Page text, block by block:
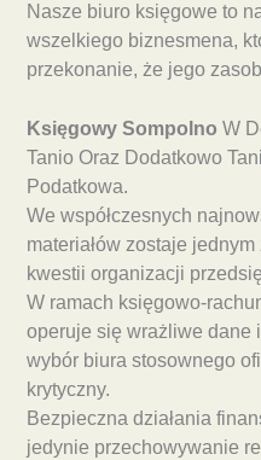
Nasze biuro księgowe to
wszelkiego biznesmena,
przekonanie, że jego
Księgowy Sompolno W
Tanio Oraz Dodatkowo
Podatkowa.
We współczesnych
materiałów zostaje
kwestii organizacji
W ramach księgowo-
operuje się wrażliwe dane
wybór biura stosownego
krytyczny.
Bezpieczna działania
jedynie przechowywanie